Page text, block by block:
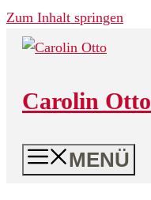
Zum Inhalt springen
Carolin Otto
MENÜ